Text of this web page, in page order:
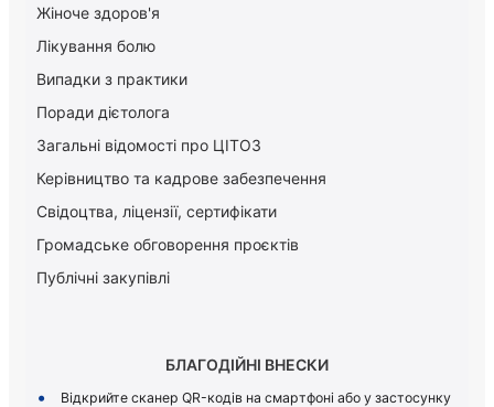
Жіноче здоров'я
Лікування болю
Випадки з практики
Поради дієтолога
Загальні відомості про ЦІТОЗ
Керiвництво та кадрове забезпечення
Свідоцтва, ліцензії, сертифікати
Громадське обговорення проєктів
Публічні закупівлі
БЛАГОДІЙНІ ВНЕСКИ
Відкрийте сканер QR-кодів на смартфоні або у застосунку